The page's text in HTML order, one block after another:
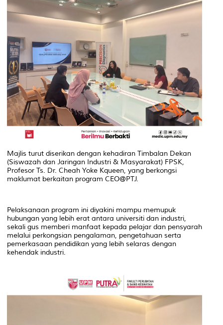
Majlis turut diserikan dengan kehadiran Timbalan Dekan
(Siswazah dan Jaringan Industri & Masyarakat) FPSK,
Profesor Ts. Dr. Cheah Yoke Kqueen, yang berkongsi
maklumat berkaitan program CEO@PTJ.
Pelaksanaan program ini diyakini mampu memupuk
hubungan yang lebih erat antara universiti dan industri,
sekali gus memberi manfaat kepada pelajar dan pensyarah
melalui perkongsian pengalaman, pengetahuan serta
pemerkasaan pendidikan yang lebih selaras dengan
kehendak industri.